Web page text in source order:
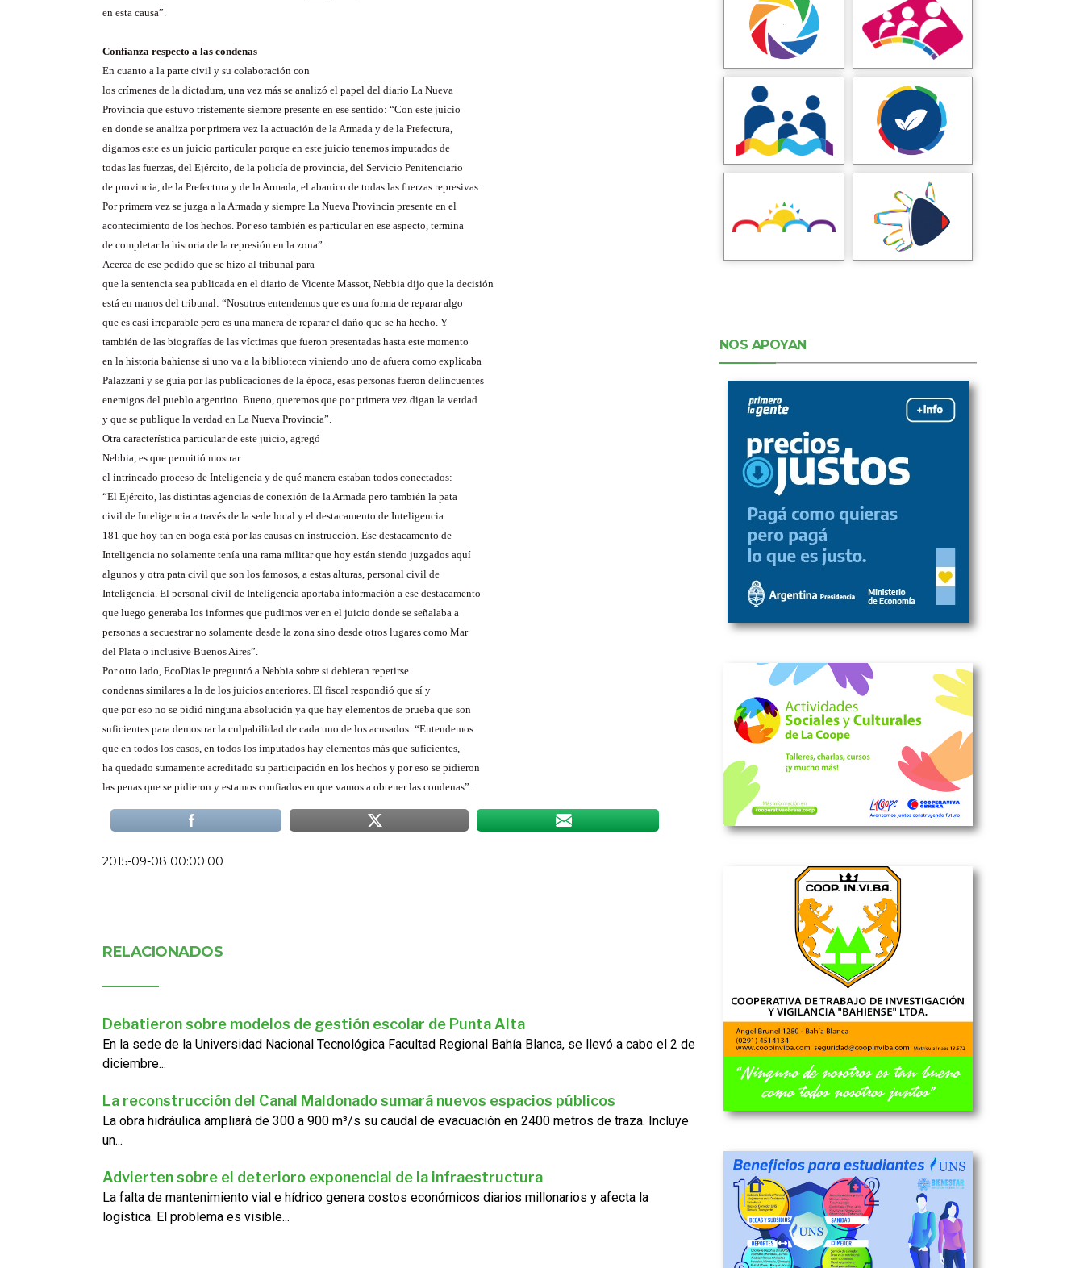
en esta causa”.
Confianza respecto a las condenas
En cuanto a la parte civil y su colaboración con
los crímenes de la dictadura, una vez más se analizó el papel del diario La Nueva
Provincia que estuvo tristemente siempre presente en ese sentido: “Con este juicio
en donde se analiza por primera vez la actuación de la Armada y de la Prefectura,
digamos este es un juicio particular porque en este juicio tenemos imputados de
todas las fuerzas, del Ejército, de la policía de provincia, del Servicio Penitenciario
de provincia, de la Prefectura y de la Armada, el abanico de todas las fuerzas represivas.
Por primera vez se juzga a la Armada y siempre La Nueva Provincia presente en el
acontecimiento de los hechos. Por eso también es particular en ese aspecto, termina
de completar la historia de la represión en la zona”.
Acerca de ese pedido que se hizo al tribunal para
que la sentencia sea publicada en el diario de Vicente Massot, Nebbia dijo que la decisión
está en manos del tribunal: “Nosotros entendemos que es una forma de reparar algo
que es casi irreparable pero es una manera de reparar el daño que se ha hecho. Y
también de las biografías de las víctimas que fueron presentadas hasta este momento
en la historia bahiense si uno va a la biblioteca viniendo uno de afuera como explicaba
Palazzani y se guía por las publicaciones de la época, esas personas fueron delincuentes
enemigos del pueblo argentino. Bueno, queremos que por primera vez digan la verdad
y que se publique la verdad en La Nueva Provincia”.
Otra característica particular de este juicio, agregó
Nebbia, es que permitió mostrar
el intrincado proceso de Inteligencia y de qué manera estaban todos conectados:
“El Ejército, las distintas agencias de conexión de la Armada pero también la pata
civil de Inteligencia a través de la sede local y el destacamento de Inteligencia
181 que hoy tan en boga está por las causas en instrucción. Ese destacamento de
Inteligencia no solamente tenía una rama militar que hoy están siendo juzgados aquí
algunos y otra pata civil que son los famosos, a estas alturas, personal civil de
Inteligencia. El personal civil de Inteligencia aportaba información a ese destacamento
que luego generaba los informes que pudimos ver en el juicio donde se señalaba a
personas a secuestrar no solamente desde la zona sino desde otros lugares como Mar
del Plata o inclusive Buenos Aires”.
Por otro lado, EcoDias le preguntó a Nebbia sobre si debieran repetirse
condenas similares a la de los juicios anteriores. El fiscal respondió que sí y
que por eso no se pidió ninguna absolución ya que hay elementos de prueba que son
suficientes para demostrar la culpabilidad de cada uno de los acusados: “Entendemos
que en todos los casos, en todos los imputados hay elementos más que suficientes,
ha quedado sumamente acreditado su participación en los hechos y por eso se pidieron
las penas que se pidieron y estamos confiados en que vamos a obtener las condenas”.
2015-09-08 00:00:00
RELACIONADOS
Debatieron sobre modelos de gestión escolar de Punta Alta
En la sede de la Universidad Nacional Tecnológica Facultad Regional Bahía Blanca, se llevó a cabo el 2 de
diciembre...
La reconstrucción del Canal Maldonado sumará nuevos espacios públicos
La obra hidráulica ampliará de 300 a 900 m³/s su caudal de evacuación en 2400 metros de traza. Incluye
un...
Advierten sobre el deterioro exponencial de la infraestructura
La falta de mantenimiento vial e hídrico genera costos económicos diarios millonarios y afecta la
logística. El problema es visible...
NOS APOYAN